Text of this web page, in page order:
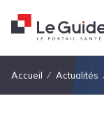
Fil d'Ariane
Accueil Actualités